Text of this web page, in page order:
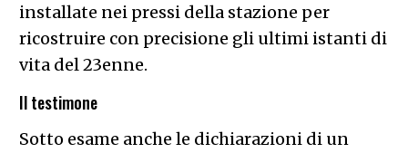
installate nei pressi della stazione per
ricostruire con precisione gli ultimi istanti di
vita del 23enne.
Il testimone
Sotto esame anche le dichiarazioni di un